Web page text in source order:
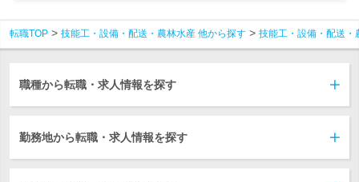
転職TOP 技能工・設備・配送・農林水産 他から探す 技能工・設備・配送・
職種から転職・求人情報を探す
勤務地から転職・求人情報を探す